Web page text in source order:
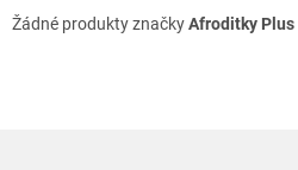
Žádné produkty značkyAfroditky Plus